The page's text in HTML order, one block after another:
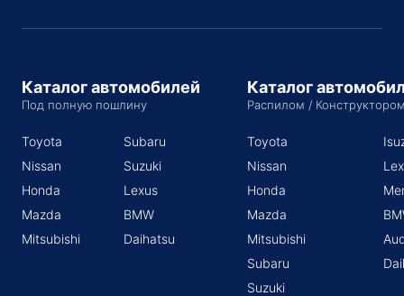
Каталог автомобилей
Под полную пошлину
Toyota
Nissan
Honda
Mazda
Mitsubishi
Subaru
Suzuki
Lexus
BMW
Daihatsu
Каталог
Распилом /
Toyota
Nissan
Honda
Mazda
Mitsubishi
Subaru
Suzuki